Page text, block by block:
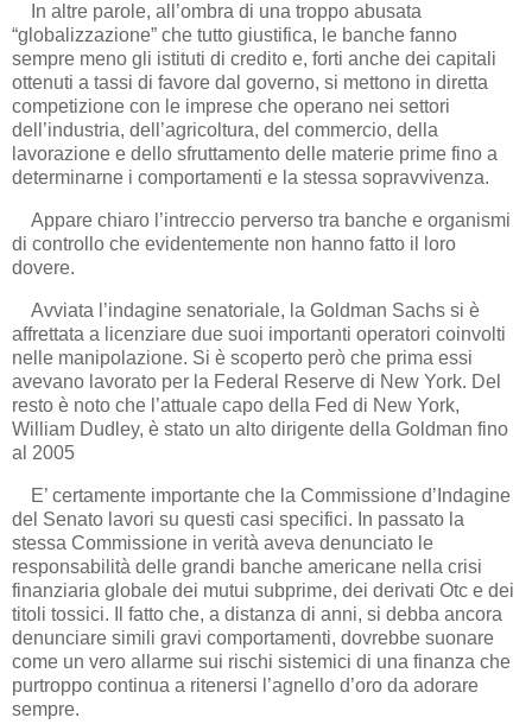
In altre parole, all’ombra di una troppo abusata
“globalizzazione” che tutto giustifica, le banche fanno
sempre meno gli istituti di credito e, forti anche dei capitali
ottenuti a tassi di favore dal governo, si mettono in diretta
competizione con le imprese che operano nei settori
dell’industria, dell’agricoltura, del commercio, della
lavorazione e dello sfruttamento delle materie prime fino a
determinarne i comportamenti e la stessa sopravvivenza.
Appare chiaro l’intreccio perverso tra banche e organismi
di controllo che evidentemente non hanno fatto il loro
dovere.
Avviata l’indagine senatoriale, la Goldman Sachs si è
affrettata a licenziare due suoi importanti operatori coinvolti
nelle manipolazione. Si è scoperto però che prima essi
avevano lavorato per la Federal Reserve di New York. Del
resto è noto che l’attuale capo della Fed di New York,
William Dudley, è stato un alto dirigente della Goldman fino
al 2005
E’ certamente importante che la Commissione d’Indagine
del Senato lavori su questi casi specifici. In passato la
stessa Commissione in verità aveva denunciato le
responsabilità delle grandi banche americane nella crisi
finanziaria globale dei mutui subprime, dei derivati Otc e dei
titoli tossici. Il fatto che, a distanza di anni, si debba ancora
denunciare simili gravi comportamenti, dovrebbe suonare
come un vero allarme sui rischi sistemici di una finanza che
purtroppo continua a ritenersi l’agnello d’oro da adorare
sempre.